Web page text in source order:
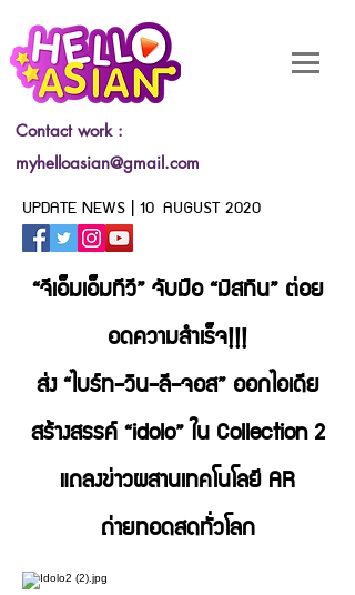
Contact work :
myhelloasian@gmail.com
UPDATE NEWS | 10 AUGUST 2020
“จีเอ็มเอ็มทีวี” จับมือ “มิสทิน” ต่อย
อดความสำเร็จ!!!
ส่ง “ไบร์ท-วิน-ลี-จอส” ออกไอเดีย
สร้างสรรค์ “idolo” ใน Collection 2
แถลงข่าวผสานเทคโนโลยี AR
ถ่ายทอดสดทั่วโลก